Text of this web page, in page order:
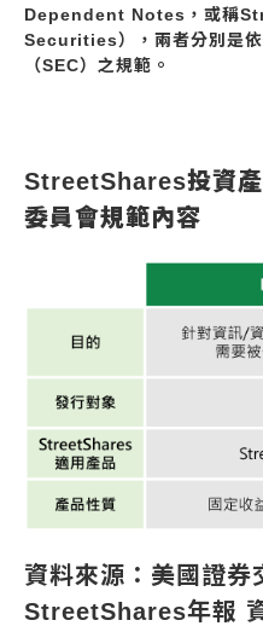
Dependent Notes，或稱
Securities），兩者分別是
（SEC）之規範。
StreetShares投資
委員會規範內容
資料來源：美國證券
StreetShares年報